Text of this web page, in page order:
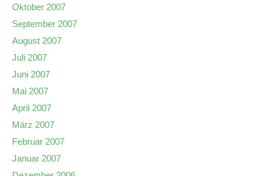
Oktober 2007
September 2007
August 2007
Juli 2007
Juni 2007
Mai 2007
April 2007
März 2007
Februar 2007
Januar 2007